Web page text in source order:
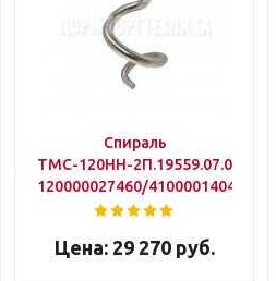
Спираль
ТМС-120НН-2П.19559.07.00.005
120000027460/41000014042
29 270 руб.